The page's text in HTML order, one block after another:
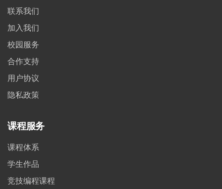
联系我们
加入我们
校园服务
合作支持
用户协议
隐私政策
课程服务
课程体系
学生作品
竞技编程课程